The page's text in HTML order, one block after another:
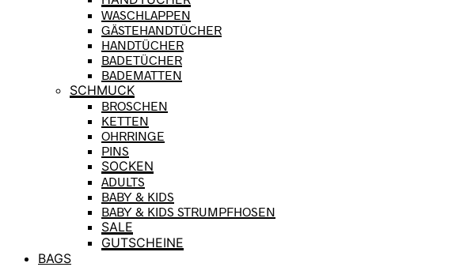
WASCHLAPPEN
GÄSTEHANDTÜCHER
HANDTÜCHER
BADETÜCHER
BADEMATTEN
SCHMUCK
BROSCHEN
KETTEN
OHRRINGE
PINS
SOCKEN
ADULTS
BABY & KIDS
BABY & KIDS STRUMPFHOSEN
SALE
GUTSCHEINE
BAGS